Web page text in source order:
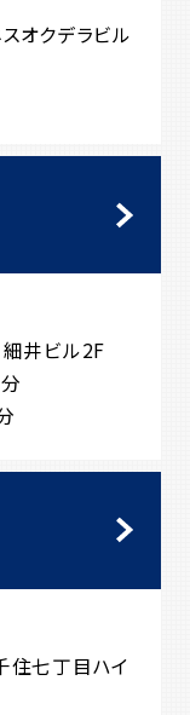
オクデラビル
井ビル2F
七丁目ハイ